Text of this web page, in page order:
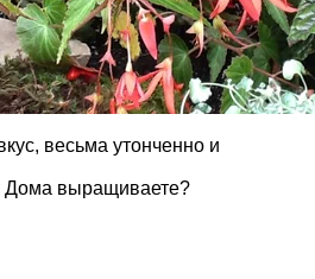
весьма утонченно и
Дома выращиваете?